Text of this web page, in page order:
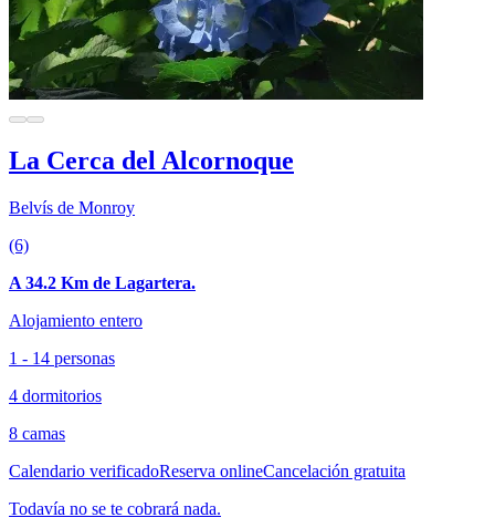
La Cerca del Alcornoque
Belvís de Monroy
(6)
A 34.2 Km de Lagartera.
Alojamiento entero
1 - 14 personas
4 dormitorios
8 camas
Calendario verificadoReserva onlineCancelación gratuita
Todavía no se te cobrará nada.